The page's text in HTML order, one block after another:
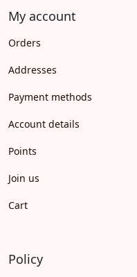
My account
Orders
Addresses
Payment methods
Account details
Points
Join us
Cart
Policy